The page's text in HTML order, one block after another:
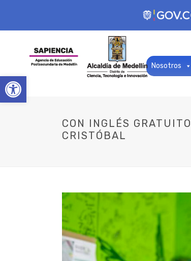
Open toolbar
Nosotros
CON INGLÉS
CRISTÓBAL